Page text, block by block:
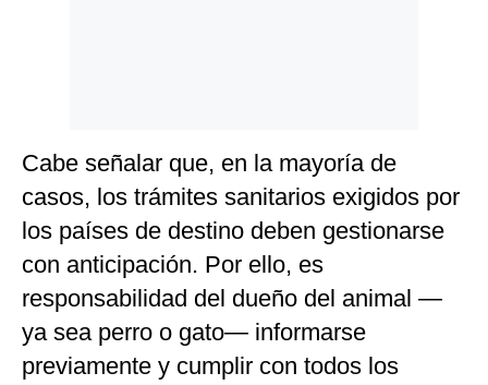
Cabe señalar que, en la mayoría de
casos, los trámites sanitarios exigidos por
los países de destino deben gestionarse
con anticipación. Por ello, es
responsabilidad del dueño del animal —
ya sea perro o gato— informarse
previamente y cumplir con todos los